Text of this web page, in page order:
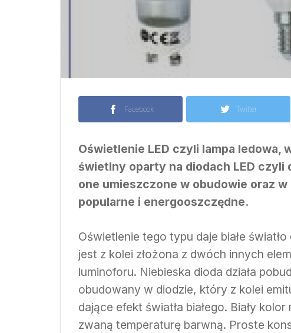
Facebook Twitter
Oświetlenie LED czyli lampa
świetlny oparty na diodach LED
one umieszczone w obudowie oraz
popularne i energooszczędne.
Oświetlenie tego typu daje białe
jest z kolei złożona z dwóch innych
luminoforu. Niebieska dioda działa
obudowany w diodzie, który z kolei
dające efekt światła białego. Biały
zwaną temperaturę barwną. Proste